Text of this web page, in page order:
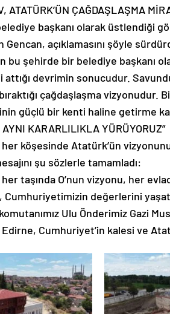
ATATÜRK’ÜN ÇAĞDAŞLAŞMA
başkanı olarak üstlendiği
Gencan, açıklamasını şöyle
bu şehirde bir belediye başkanı
devrimin sonucudur.
çağdaşlaşma vizyonudur.
güçlü bir kenti haline getirme
AYNI KARARLILIKLA YÜRÜYORUZ”
her köşesinde Atatürk’ün
şu sözlerle tamamladı:
taşında O’nun vizyonu, her
Cumhuriyetimizin değerlerini
Ulu Önderimiz Gazi
Cumhuriyet’in kalesi ve